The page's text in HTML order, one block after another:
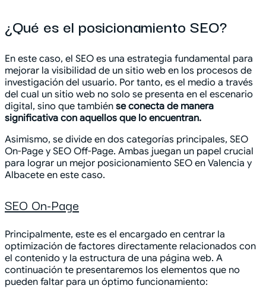
¿Qué es el posicionamiento SEO?
En este caso, el SEO es una estrategia fundamental para
mejorar la visibilidad de un sitio web en los procesos de
investigación del usuario. Por tanto, es el medio a través
del cual un sitio web no solo se presenta en el escenario
digital, sino que también se conecta de manera
significativa con aquellos que lo encuentran.
Asimismo, se divide en dos categorías principales, SEO
On-Page y SEO Off-Page. Ambas juegan un papel crucial
para lograr un mejor posicionamiento SEO en Valencia y
Albacete en este caso.
SEO On-Page
Principalmente, este es el encargado en centrar la
optimización de factores directamente relacionados con
el contenido y la estructura de una página web. A
continuación te presentaremos los elementos que no
pueden faltar para un óptimo funcionamiento: